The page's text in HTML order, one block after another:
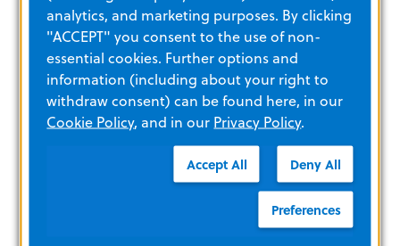
analytics, and marketing purposes. By clicking
"ACCEPT" you consent to the use of non-
essential cookies. Further options and
information (including about your right to
withdraw consent) can be found here, in our
Cookie Policy, and in our Privacy Policy.
Accept All Deny All
Preferences